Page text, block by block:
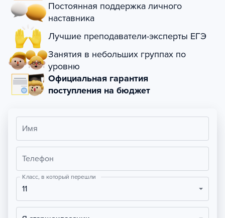
Постоянная поддержка личного
наставника
Лучшие преподаватели-эксперты ЕГЭ
Занятия в небольших группах по
уровню
Официальная гарантия
поступления на бюджет
Имя
Телефон
Класс, в который перешли
11